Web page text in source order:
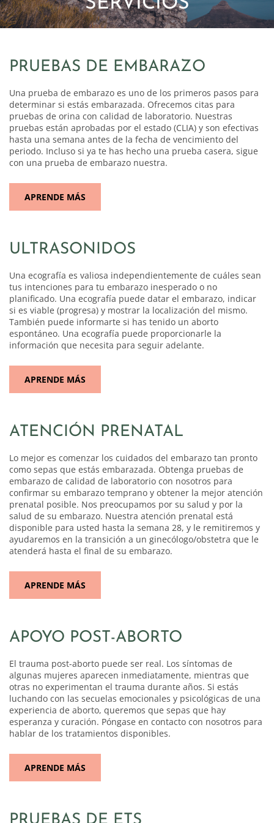
PRUEBAS DE EMBARAZO
Una prueba de embarazo es uno de los primeros pasos para
determinar si estás embarazada. Ofrecemos citas para
pruebas de orina con calidad de laboratorio. Nuestras
pruebas están aprobadas por el estado (CLIA) y son efectivas
hasta una semana antes de la fecha de vencimiento del
periodo. Incluso si ya te has hecho una prueba casera, sigue
con una prueba de embarazo nuestra.
APRENDE MÁS
ULTRASONIDOS
Una ecografía es valiosa independientemente de cuáles sean
tus intenciones para tu embarazo inesperado o no
planificado. Una ecografía puede datar el embarazo, indicar
si es viable (progresa) y mostrar la localización del mismo.
También puede informarte si has tenido un aborto
espontáneo. Una ecografía puede proporcionarle la
información que necesita para seguir adelante.
APRENDE MÁS
ATENCIÓN PRENATAL
Lo mejor es comenzar los cuidados del embarazo tan pronto
como sepas que estás embarazada. Obtenga pruebas de
embarazo de calidad de laboratorio con nosotros para
confirmar su embarazo temprano y obtener la mejor atención
prenatal posible. Nos preocupamos por su salud y por la
salud de su embarazo. Nuestra atención prenatal está
disponible para usted hasta la semana 28, y le remitiremos y
ayudaremos en la transición a un ginecólogo/obstetra que le
atenderá hasta el final de su embarazo.
APRENDE MÁS
APOYO POST-ABORTO
El trauma post-aborto puede ser real. Los síntomas de
algunas mujeres aparecen inmediatamente, mientras que
otras no experimentan el trauma durante años. Si estás
luchando con las secuelas emocionales y psicológicas de una
experiencia de aborto, queremos que sepas que hay
esperanza y curación. Póngase en contacto con nosotros para
hablar de los tratamientos disponibles.
APRENDE MÁS